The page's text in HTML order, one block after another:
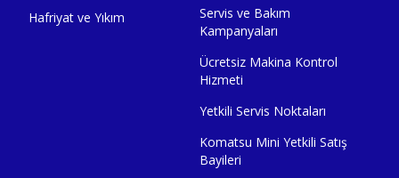
Hafriyat ve Yıkım
Servis ve Bakım
Kampanyaları
Ücretsiz Makina Kontrol
Hizmeti
Yetkili Servis Noktaları
Komatsu Mini Yetkili Satış
Bayileri